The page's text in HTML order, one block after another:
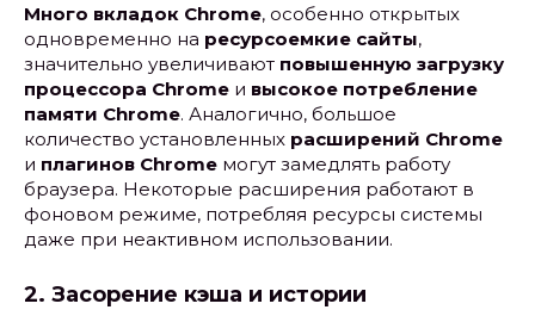
Много вкладок Chrome, особенно открытых
одновременно на ресурсоемкие сайты,
значительно увеличивают повышенную загрузку
процессора Chrome и высокое потребление
памяти Chrome. Аналогично, большое
количество установленных расширений Chrome
и плагинов Chrome могут замедлять работу
браузера. Некоторые расширения работают в
фоновом режиме, потребляя ресурсы системы
даже при неактивном использовании.
2. Засорение кэша и истории